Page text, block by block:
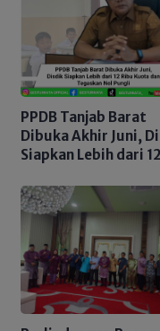
PPDB Tanjab Barat
Dibuka Akhir Juni,
Siapkan Lebih dari 12
Tegaskan Nol Pungli